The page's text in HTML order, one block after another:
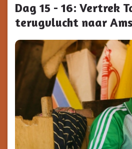
Dag 15 - 16: Vertrek
terugvlucht naar